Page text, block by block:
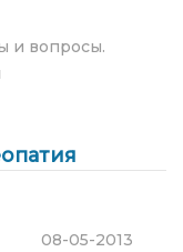
и вопросы.
08-05-2013